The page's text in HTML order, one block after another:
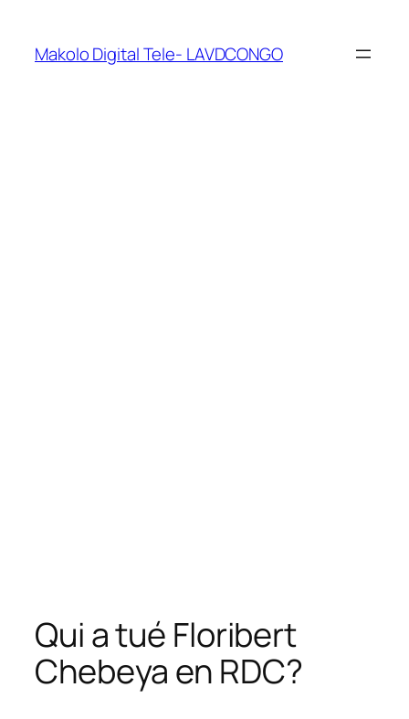
Makolo Digital Tele- LAVDCONGO
Qui a tué Floribert
Chebeya en RDC?